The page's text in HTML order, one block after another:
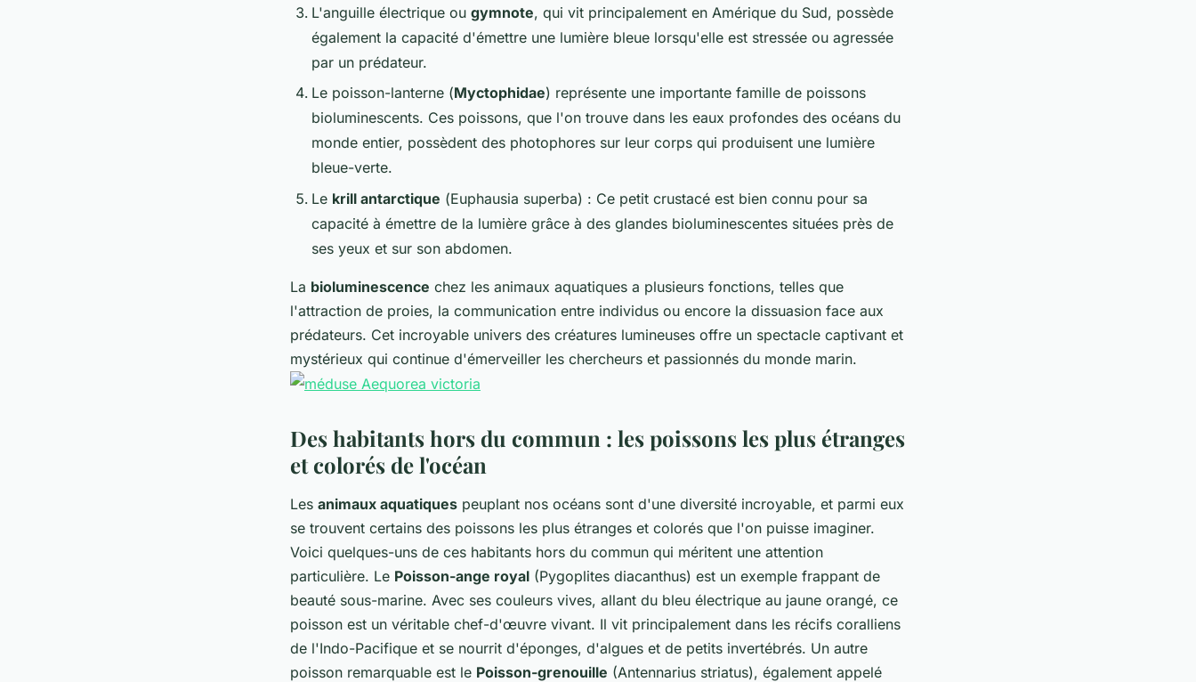
L'anguille électrique ou gymnote, qui vit principalement en Amérique du Sud, possède
également la capacité d'émettre une lumière bleue lorsqu'elle est stressée ou agressée
par un prédateur.
Le poisson-lanterne (Myctophidae) représente une importante famille de poissons
bioluminescents. Ces poissons, que l'on trouve dans les eaux profondes des océans du
monde entier, possèdent des photophores sur leur corps qui produisent une lumière
bleue-verte.
Le krill antarctique (Euphausia superba) : Ce petit crustacé est bien connu pour sa
capacité à émettre de la lumière grâce à des glandes bioluminescentes situées près de
ses yeux et sur son abdomen.
La bioluminescence chez les animaux aquatiques a plusieurs fonctions, telles que
l'attraction de proies, la communication entre individus ou encore la dissuasion face aux
prédateurs. Cet incroyable univers des créatures lumineuses offre un spectacle captivant et
mystérieux qui continue d'émerveiller les chercheurs et passionnés du monde marin.
Des habitants hors du commun : les poissons les plus étranges
et colorés de l'océan
Les animaux aquatiques peuplant nos océans sont d'une diversité incroyable, et parmi eux
se trouvent certains des poissons les plus étranges et colorés que l'on puisse imaginer.
Voici quelques-uns de ces habitants hors du commun qui méritent une attention
particulière. Le Poisson-ange royal (Pygoplites diacanthus) est un exemple frappant de
beauté sous-marine. Avec ses couleurs vives, allant du bleu électrique au jaune orangé, ce
poisson est un véritable chef-d'œuvre vivant. Il vit principalement dans les récifs coralliens
de l'Indo-Pacifique et se nourrit d'éponges, d'algues et de petits invertébrés. Un autre
poisson remarquable est le Poisson-grenouille (Antennarius striatus), également appelé